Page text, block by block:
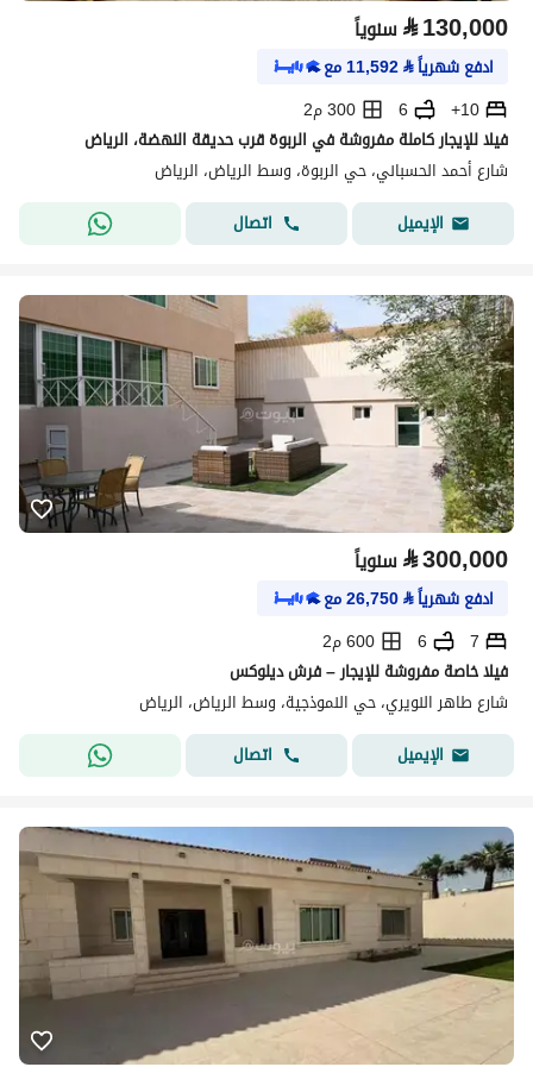
⃁130,000 سنوياً
ادفع شهرياً⃁
11,592مع
10+
6
300 م2
فيلا للإيجار كاملة مفروشة في الربوة قرب حديقة النهضة، الرياض
شارع أحمد الحسباني، حي الربوة، وسط الرياض، الرياض
الإيميل
اتصال
⃁300,000 سنوياً
ادفع شهرياً⃁
26,750مع
7
6
600 م2
فيلا خاصة مفروشة للإيجار – فرش ديلوكس
شارع طاهر النويري، حي النموذجية، وسط الرياض، الرياض
الإيميل
اتصال